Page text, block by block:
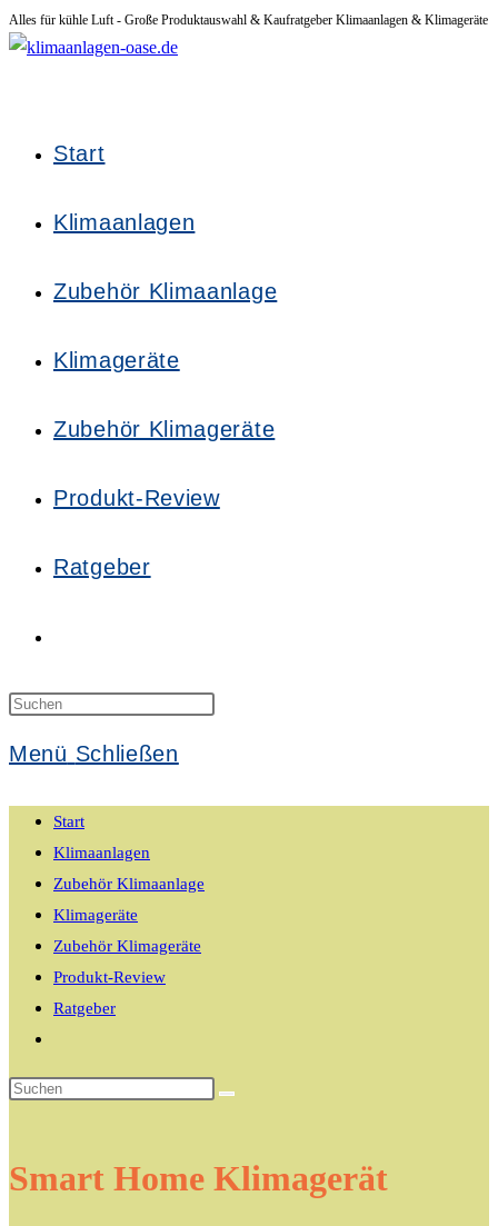
Zum
Inhalt
Alles für kühle Luft - Große Produktauswahl & Kaufratgeber Klimaanlagen & Klimageräte
Start
Klimaanlagen
Zubehör Klimaanlage
Klimageräte
Zubehör Klimageräte
Produkt-Review
Ratgeber
Suche
umschalten
Menü Schließen
Start
Klimaanlagen
Zubehör Klimaanlage
Klimageräte
Zubehör Klimageräte
Produkt-Review
Ratgeber
umschalten
Diese
Smart Home Klimagerät